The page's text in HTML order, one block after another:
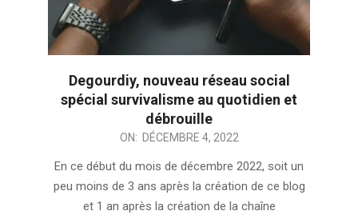
Degourdiy, nouveau réseau social
spécial survivalisme au quotidien et
débrouille
ON: DÉCEMBRE 4, 2022
En ce début du mois de décembre 2022, soit un
peu moins de 3 ans après la création de ce blog
et 1 an après la création de la chaîne